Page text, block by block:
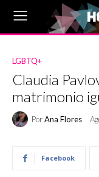
LGBTQ+
Claudia
matrimonio
PorAna Flores
Facebook